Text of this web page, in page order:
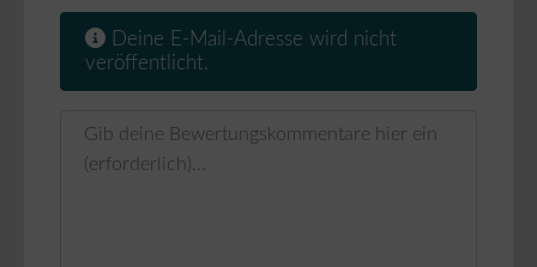
Deine E-Mail-Adresse wird nicht
veröffentlicht.